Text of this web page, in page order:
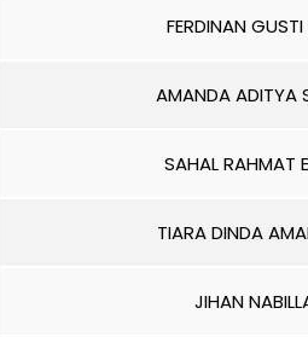
FERDINAN
AMANDA ADITYA
SAHAL RAHMAT
TIARA DINDA
JIHAN